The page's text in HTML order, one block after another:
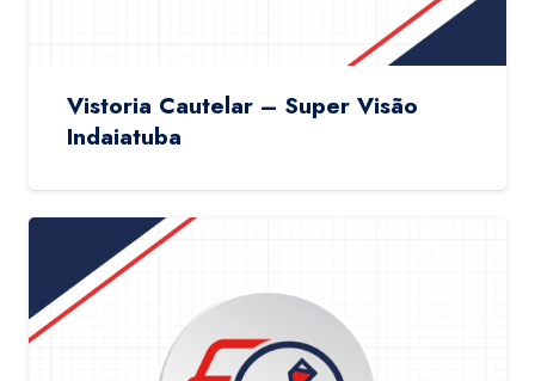
Vistoria Cautelar – Super Visão
Indaiatuba